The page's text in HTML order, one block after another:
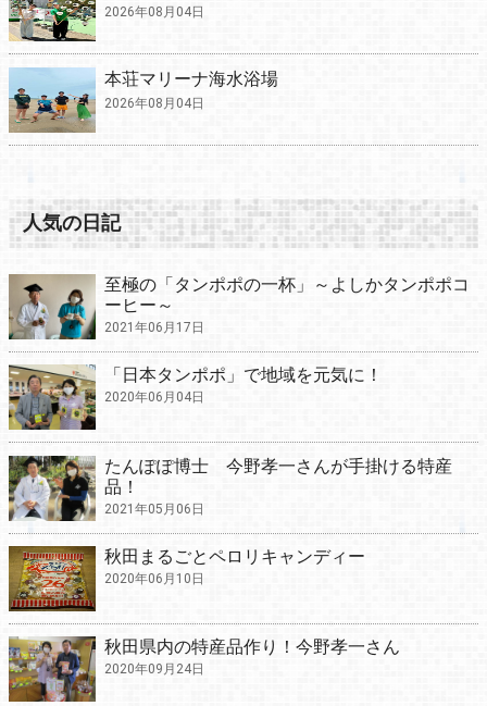
2026年08月04日
本荘マリーナ海水浴場
2026年08月04日
人気の日記
至極の「タンポポの一杯」～よしかタンポポコ
ーヒー～
2021年06月17日
「日本タンポポ」で地域を元気に！
2020年06月04日
たんぽぽ博士 今野孝一さんが手掛ける特産
品！
2021年05月06日
秋田まるごとペロリキャンディー
2020年06月10日
秋田県内の特産品作り！今野孝一さん
2020年09月24日